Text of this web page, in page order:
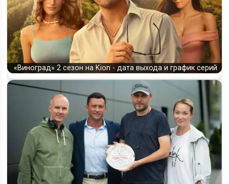
«Виноград» 2 сезон на Kion - дата выхода и график серий